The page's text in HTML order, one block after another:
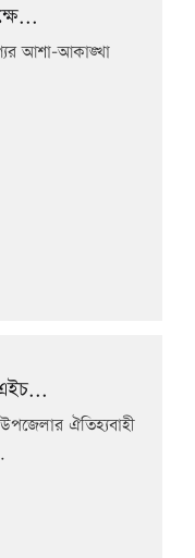
আশা-আকাঙ্খা
ঐতিহ্যবাহী